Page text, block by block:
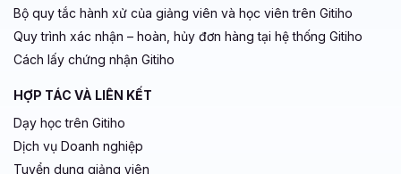
Bộ quy tắc hành xử của giảng viên và học viên trên Gitiho
Quy trình xác nhận – hoàn, hủy đơn hàng tại hệ thống Gitiho
Cách lấy chứng nhận Gitiho
HỢP TÁC VÀ LIÊN KẾT
Dạy học trên Gitiho
Dịch vụ Doanh nghiệp
Tuyển dụng giảng viên